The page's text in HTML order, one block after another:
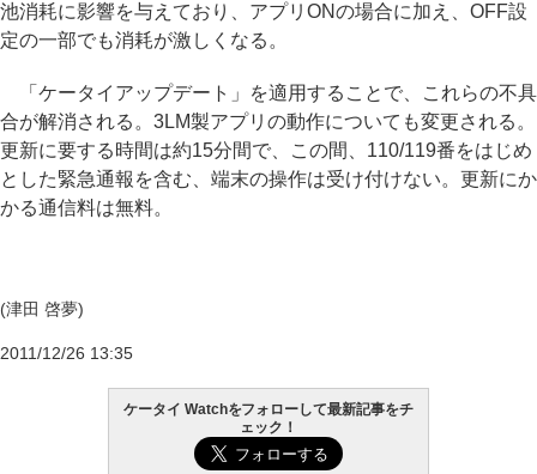
池消耗に影響を与えており、アプリONの場合に加え、OFF設
定の一部でも消耗が激しくなる。
「ケータイアップデート」を適用することで、これらの不具
合が解消される。3LM製アプリの動作についても変更される。
更新に要する時間は約15分間で、この間、110/119番をはじめ
とした緊急通報を含む、端末の操作は受け付けない。更新にか
かる通信料は無料。
(津田 啓夢)
2011/12/26 13:35
ケータイ Watchをフォローして最新記事をチ
ェック！